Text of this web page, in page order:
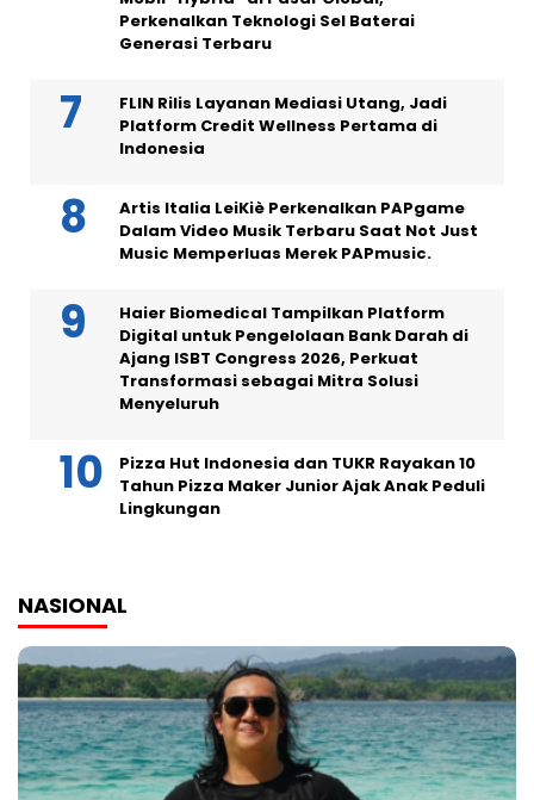
Perkenalkan Teknologi Sel Baterai
Generasi Terbaru
FLIN Rilis Layanan Mediasi Utang, Jadi
Platform Credit Wellness Pertama di
Indonesia
Artis Italia LeiKiè Perkenalkan PAPgame
Dalam Video Musik Terbaru Saat Not Just
Music Memperluas Merek PAPmusic.
Haier Biomedical Tampilkan Platform
Digital untuk Pengelolaan Bank Darah di
Ajang ISBT Congress 2026, Perkuat
Transformasi sebagai Mitra Solusi
Menyeluruh
Pizza Hut Indonesia dan TUKR Rayakan 10
Tahun Pizza Maker Junior Ajak Anak Peduli
Lingkungan
NASIONAL